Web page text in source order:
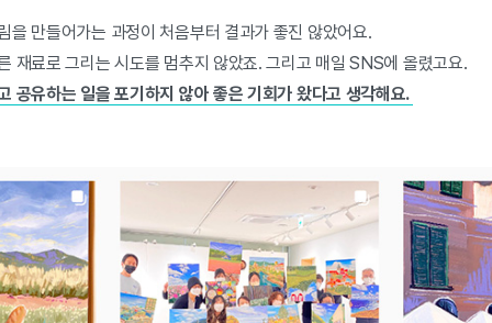
을 만들어가는 과정이 처음부터 결과가 좋진 않았어요.
재료로 그리는 시도를 멈추지 않았죠. 그리고 매일 SNS에 올렸고요.
공유하는 일을 포기하지 않아 좋은 기회가 왔다고 생각해요.